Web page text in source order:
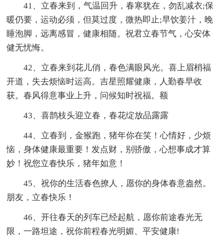
41、立春来到，气温回升，春寒犹在，勿乱减衣;保
暖仍要，运动必须，但莫过度，微热即止;早饮姜汁，晚
睡泡脚，远离感冒，健康相随。祝君立春节气，心安体
健无忧悔。
42、立春来到花儿俏，春色满眼风光。喜上眉梢福
开道，失去烦恼时运高。吉星照耀健康，人勤春早收
获。春风得意事业上升，问候知时祝福。额
43、喜鹊枝头迎立春，春花绽放品露露
44、立春到，金猴跑，猪年你在笑！心情好，少烦
恼，身体健康最重要！发点财，别骄傲，心想事成才算
妙！祝您立春快乐，猪年如意！
45、祝你的生活春色撩人，愿你的身体春意盎然。
朋友，立春快乐！
46、开往春天的列车已经起航，愿你前途春光无
限，一路坦途，祝你前程春光明媚、平安健康!